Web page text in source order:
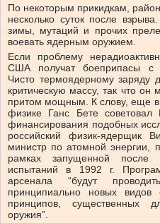
По некоторым прикидкам,
несколько суток после
зимы, мутаций и прочих
воевать ядерным оружием.
Если проблему
США получат боеприпасы с
Чисто термоядерному заряду
критическую массу, так что
притом мощным. К слову, еще в
физике Ганс Бете советовал
финансирования подобных
российский физик-ядерщик
министр по атомной энергии,
рамках запущенной
испытаний в 1992 г.
арсенала “будут
принципиально новых
принципов, существенных
оружия”.